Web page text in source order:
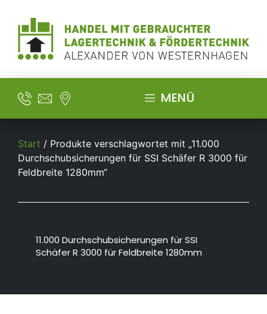
MENÜ
Start / Produkte verschlagwortet mit „11.000
Durchschubsicherungen für SSI Schäfer R 3000 für
Feldbreite 1280mm“
11.000 Durchschubsicherungen für SSI
Schäfer R 3000 für Feldbreite 1280mm